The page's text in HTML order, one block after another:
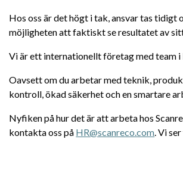
Hos oss är det högt i tak, ansvar tas
möjligheten att faktiskt se resultatet av
Vi är ett internationellt företag med team i
Oavsett om du arbetar med teknik,
kontroll, ökad säkerhet och en smartare
Nyfiken på hur det är att arbeta hos
kontakta oss på HR@scanreco.com. Vi